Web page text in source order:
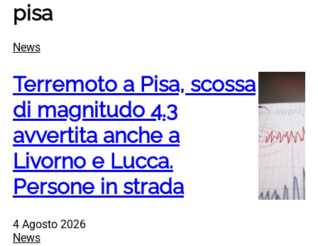
pisa
News
Terremoto a Pisa, scossa
di magnitudo 4.3
avvertita anche a
Livorno e Lucca.
Persone in strada
4 Agosto 2026
News